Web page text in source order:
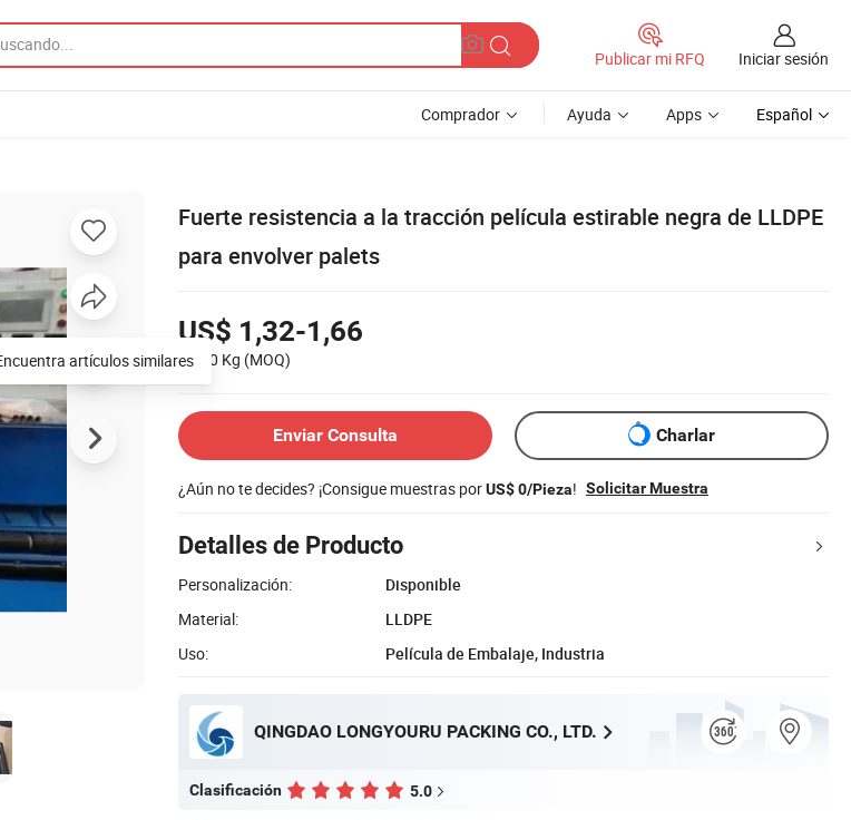
Publicar mi RFQ Iniciar sesión
Comprador Ayuda Apps Español
Fuerte resistencia a la tracción película estirable negra de LLDPE
para envolver palets
US$ 1,32-1,66
2.000 Kg (MOQ)
Enviar Consulta Charlar
¿Aún no te decides? ¡Consigue muestras porUS$ 0/Pieza! Solicitar Muestra
Detalles de Producto
Personalización:
Disponible
Material:
LLDPE
Uso:
Película de Embalaje, Industria
QINGDAO LONGYOURU PACKING CO., LTD.
Clasificación 5.0